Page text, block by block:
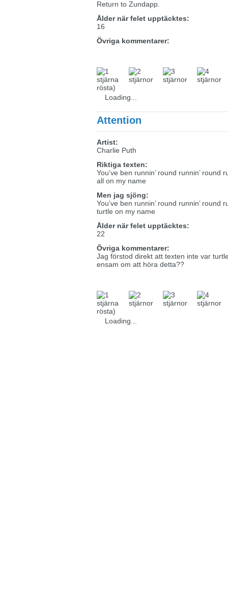
Return to Zundapp.
Ålder när felet upptäcktes:
16
Övriga kommentarer:
rösta)
Loading...
Attention
Artist:
Charlie Puth
Riktiga texten:
You’ve ben runnin’ round runnin’ round
all on my name
Men jag sjöng:
You’ve ben runnin’ round runnin’ round
turtle on my name
Ålder när felet upptäcktes:
22
Övriga kommentarer:
Jag förstod direkt att texten inte var
ensam om att höra detta??
rösta)
Loading...